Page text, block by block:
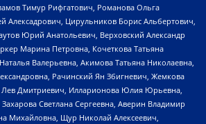
Тимур Рифгатович, Романова Ольга
Алексадрович, Цирульников Борис Альбертович,
Юрий Анатольевич, Верховский Александр
Марина Петровна, Кочеткова Татьяна
Валерьевна, Акимова Татьяна Николаевна,
Рачинский Ян Збигневич, Жемкова
Лев Дмитриевич, Илларионова Юлия Юрьевна,
Светлана Сергеевна, Аверин Владимир
Михайловна, Щур Николай Алексеевич,